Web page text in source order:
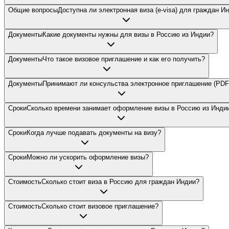
Общие вопросыДоступна ли электронная виза (e-visa) для граждан
ДокументыКакие документы нужны для визы в Россию из Индии?
ДокументыЧто такое визовое приглашение и как его получить?
ДокументыПринимают ли консульства электронное приглашение
СрокиСколько времени занимает оформление визы в Россию из
СрокиКогда лучше подавать документы на визу?
СрокиМожно ли ускорить оформление визы?
СтоимостьСколько стоит виза в Россию для граждан Индии?
СтоимостьСколько стоит визовое приглашение?